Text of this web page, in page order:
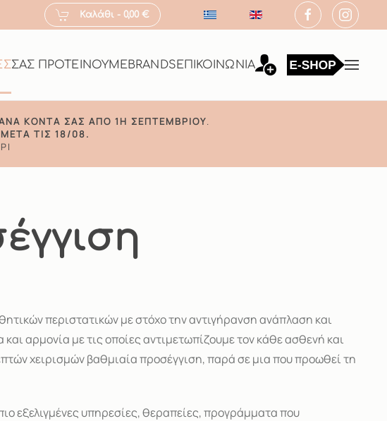
Καλάθι - 0,00 €
ΣΑΣ ΠΡΟΤΕΙΝΟΥΜΕBRANDSΕΠΙΚΟΙΝΩΝΙΑ
ΚΟΝΤΆ ΣΑΣ ΑΠΌ 1Η ΣΕΠΤΕΜΒΡΊΟΥ.
ΤΙΣ 18/08.
περιστατικών με στόχο την αντιγήρανση ανάπλαση και
αρμονία με τις οποίες αντιμετωπίζουμε τον κάθε ασθενή και
χειρισμών βαθμιαία προσέγγιση, παρά σε μια που προωθεί τη
εξελιγμένες υπηρεσίες, θεραπείες, προγράμματα που